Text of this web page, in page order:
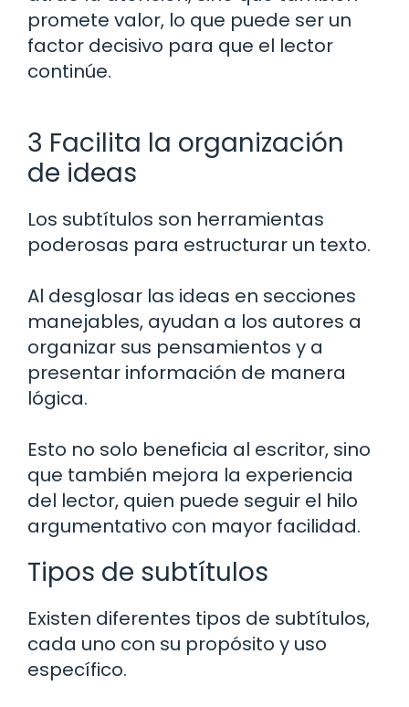
promete valor, lo que puede ser un
factor decisivo para que el lector
continúe.
3 Facilita la organización
de ideas
Los subtítulos son herramientas
poderosas para estructurar un texto.
Al desglosar las ideas en secciones
manejables, ayudan a los autores a
organizar sus pensamientos y a
presentar información de manera
lógica.
Esto no solo beneficia al escritor, sino
que también mejora la experiencia
del lector, quien puede seguir el hilo
argumentativo con mayor facilidad.
Tipos de subtítulos
Existen diferentes tipos de subtítulos,
cada uno con su propósito y uso
específico.